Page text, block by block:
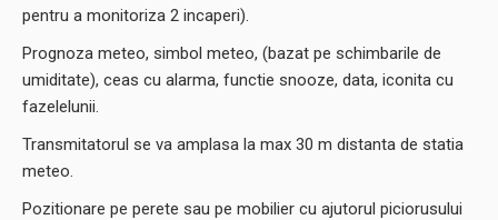
pentru a monitoriza 2 incaperi).
Prognoza meteo, simbol meteo, (bazat pe schimbarile de
umiditate), ceas cu alarma, functie snooze, data, iconita cu
fazelelunii.
Transmitatorul se va amplasa la max 30 m distanta de statia
meteo.
Pozitionare pe perete sau pe mobilier cu ajutorul piciorusului